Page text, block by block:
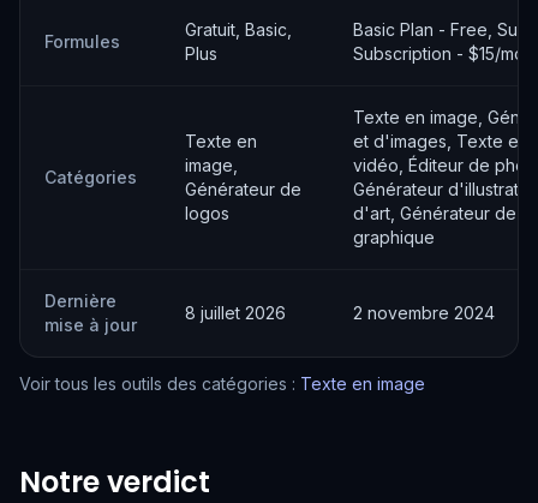
Formules
Gratuit, Basic,
Plus
Basic Plan - Free,
Subscription - $15/
Catégories
Texte en
image,
Générateur de
logos
Texte en image,
et d'images, Texte en
vidéo, Éditeur de
Générateur
d'art, Générateur de
graphique
Dernière
mise à jour
8 juillet 2026 2 novembre 2024
Voir tous les outils des catégories : Texte en image
Notre verdict